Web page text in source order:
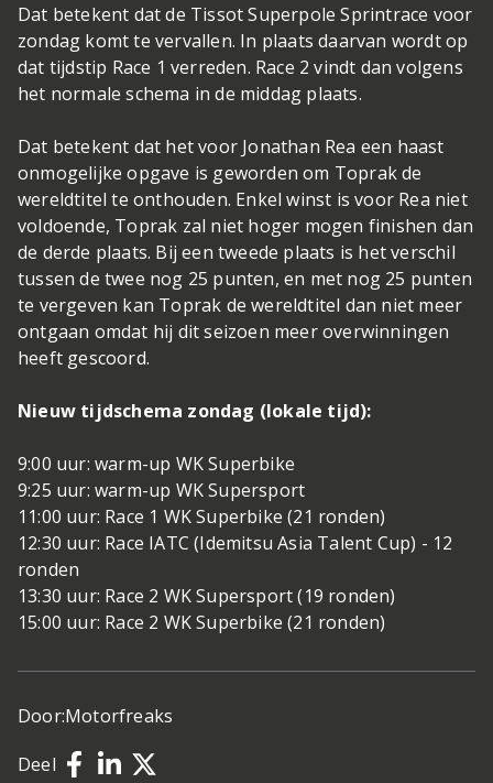
Dat betekent dat de Tissot Superpole Sprintrace voor
zondag komt te vervallen. In plaats daarvan wordt op
dat tijdstip Race 1 verreden. Race 2 vindt dan volgens
het normale schema in de middag plaats.
Dat betekent dat het voor Jonathan Rea een haast
onmogelijke opgave is geworden om Toprak de
wereldtitel te onthouden. Enkel winst is voor Rea niet
voldoende, Toprak zal niet hoger mogen finishen dan
de derde plaats. Bij een tweede plaats is het verschil
tussen de twee nog 25 punten, en met nog 25 punten
te vergeven kan Toprak de wereldtitel dan niet meer
ontgaan omdat hij dit seizoen meer overwinningen
heeft gescoord.
Nieuw tijdschema zondag (lokale tijd):
9:00 uur: warm-up WK Superbike
9:25 uur: warm-up WK Supersport
11:00 uur: Race 1 WK Superbike (21 ronden)
12:30 uur: Race IATC (Idemitsu Asia Talent Cup) - 12
ronden
13:30 uur: Race 2 WK Supersport (19 ronden)
15:00 uur: Race 2 WK Superbike (21 ronden)
Door:Motorfreaks
Deel